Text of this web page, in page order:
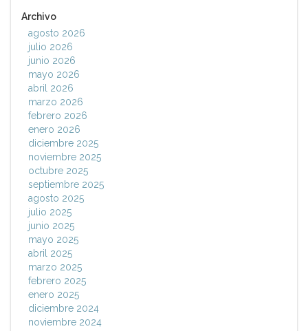
Archivo
agosto 2026
julio 2026
junio 2026
mayo 2026
abril 2026
marzo 2026
febrero 2026
enero 2026
diciembre 2025
noviembre 2025
octubre 2025
septiembre 2025
agosto 2025
julio 2025
junio 2025
mayo 2025
abril 2025
marzo 2025
febrero 2025
enero 2025
diciembre 2024
noviembre 2024